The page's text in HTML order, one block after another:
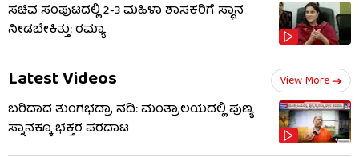
ಸಚಿವ ಸಂಪುಟದಲ್ಲಿ 2-3 ಮಹಿಳಾ ಶಾಸಕರಿಗೆ ಸ್ಥಾನ
ನೀಡಬೇಕಿತ್ತು: ರಮ್ಯಾ
Latest Videos View More
ಬರಿದಾದ ತುಂಗಭದ್ರಾ ನದಿ: ಮಂತ್ರಾಲಯದಲ್ಲಿ ಪುಣ್ಯ
ಸ್ನಾನಕ್ಕೂ ಭಕ್ತರ ಪರದಾಟ